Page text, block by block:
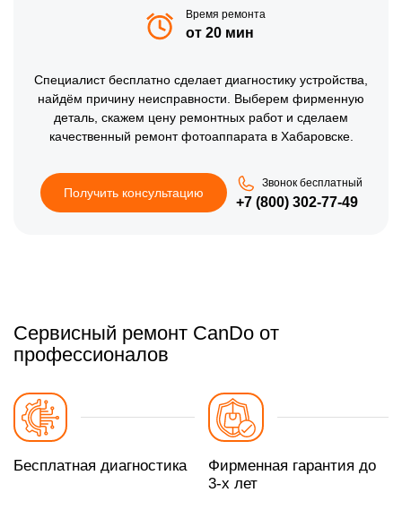
Время ремонта
от 20 мин
Специалист бесплатно сделает диагностику устройства,
найдём причину неисправности. Выберем фирменную
деталь, скажем цену ремонтных работ и сделаем
качественный ремонт фотоаппарата в Хабаровске.
Получить консультацию
Звонок бесплатный
+7 (800) 302-77-49
Сервисный ремонт CanDo от
профессионалов
Бесплатная диагностика
Фирменная гарантия до
3-х лет